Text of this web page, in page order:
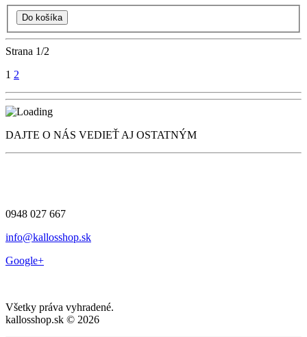
Strana 1/2
1 2
DAJTE O NÁS VEDIEŤ AJ OSTATNÝM
0948 027 667
info@kallosshop.sk
Google+
Všetky práva vyhradené.
kallosshop.sk © 2026